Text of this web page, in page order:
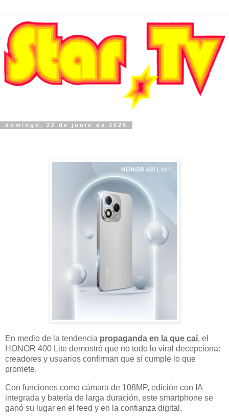
domingo, 22 de junio de 2025
En medio de la tendencia propaganda en la que caí, el
HONOR 400 Lite demostró que no todo lo viral decepciona:
creadores y usuarios confirman que sí cumple lo que
promete.
Con funciones como cámara de 108MP, edición con IA
integrada y batería de larga duración, este smartphone se
ganó su lugar en el feed y en la confianza digital.